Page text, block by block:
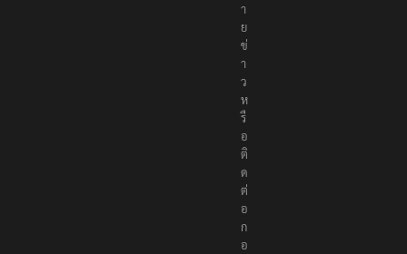
า
ย
ข่
า
ว
ห
รื
อ
ติ
ด
ต่
อ
ก
อ